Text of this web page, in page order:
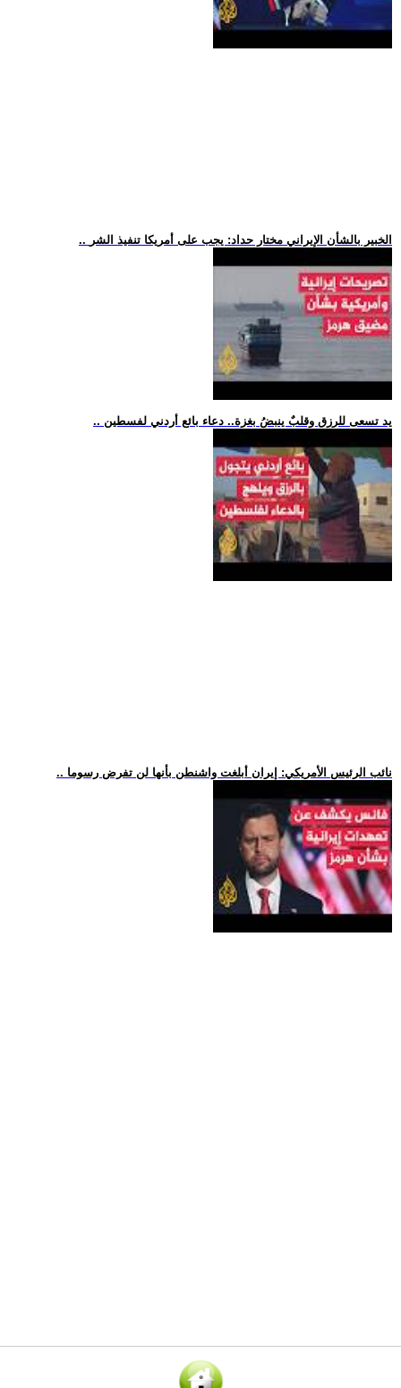
.. الخبير بالشأن الإيراني مختار حداد: يجب على أمريكا تنفيذ الشر
.. يد تسعى للرزق وقلبٌ ينبضُ بغزة.. دعاء بائع أردني لفسطين
.. نائب الرئيس الأمريكي: إيران أبلغت واشنطن بأنها لن تفرض رسوما